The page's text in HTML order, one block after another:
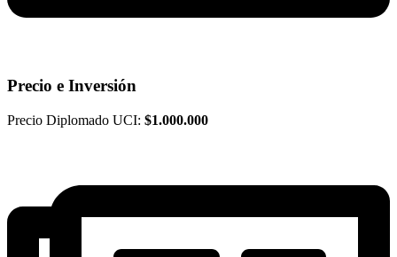
Precio e Inversión
Precio Diplomado UCI: $1.000.000